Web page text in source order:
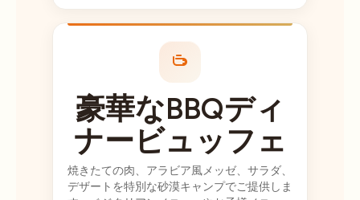
30分）について
警告しました
が、私たちはビ
ーチで楽しみす
ぎていました。
全部は手に入ら
豪華なBBQディ
ナービュッフェ
焼きたての肉、アラビア風メッゼ、サラダ、
デザートを特別な砂漠キャンプでご提供しま